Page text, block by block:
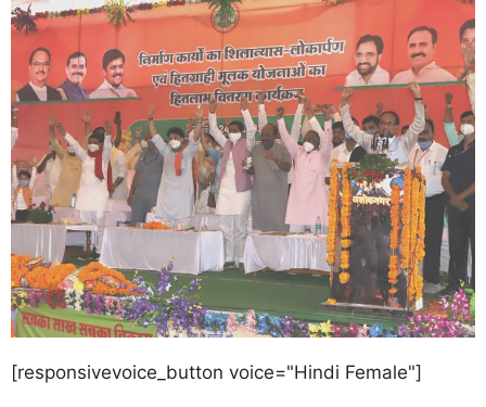
[responsivevoice_button voice="Hindi Female"]